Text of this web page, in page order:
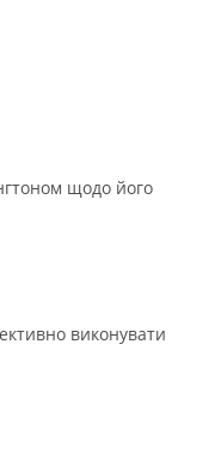
щодо його
виконувати